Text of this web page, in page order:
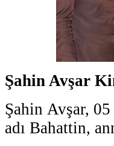
Şahin Avşar
Şahin Avşar,
adı Bahattin,